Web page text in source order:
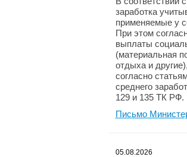
заработка
применяемые у
При этом
выплаты
(материальная
отдыха и
согласно
среднего
129 и 135 ТК РФ.
Письмо
05.08.2026